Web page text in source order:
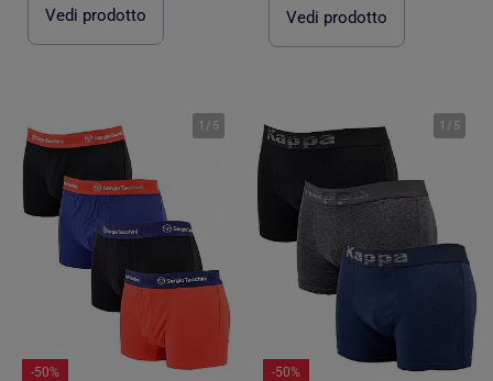
Vedi prodotto Vedi prodotto
1 / 5
-50%
1 / 5
-50%